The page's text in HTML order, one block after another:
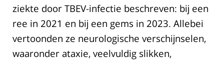
ziekte door TBEV-infectie beschreven: bij een
ree in 2021 en bij een gems in 2023. Allebei
vertoonden ze neurologische verschijnselen,
waaronder ataxie, veelvuldig slikken,